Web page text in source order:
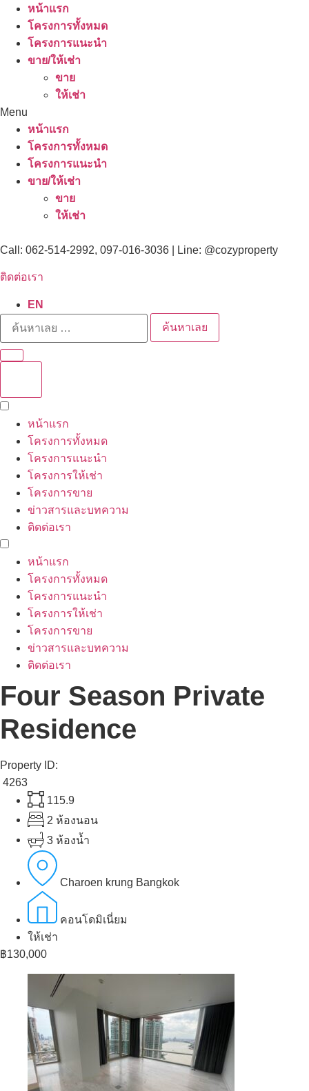
หน้าแรก
โครงการทั้งหมด
โครงการแนะนำ
ขาย/ให้เช่า
ขาย
ให้เช่า
Menu
หน้าแรก
โครงการทั้งหมด
โครงการแนะนำ
ขาย/ให้เช่า
ขาย
ให้เช่า
Call: 062-514-2992, 097-016-3036 | Line: @cozyproperty
ติดต่อเรา
EN
ค้นหาเลย
หน้าแรก
โครงการทั้งหมด
โครงการแนะนำ
โครงการให้เช่า
โครงการขาย
ข่าวสารและบทความ
ติดต่อเรา
หน้าแรก
โครงการทั้งหมด
โครงการแนะนำ
โครงการให้เช่า
โครงการขาย
ข่าวสารและบทความ
ติดต่อเรา
Four Season Private
Residence
Property ID:
4263
115.9
2 ห้องนอน
3 ห้องน้ำ
Charoen krung Bangkok
คอนโดมิเนี่ยม
ให้เช่า
฿130,000